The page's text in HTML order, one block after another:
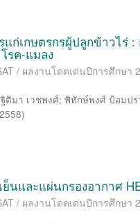
แก่เกษตรกรผู้ปลูกข้าวไร่
รค-แมลง
/ ผลงานโดดเด่นปีการศึกษา
ฐิติมา เวชพงศ์;พิทักษ์พงศ์ ป้อมป
2558)
นและแผ่นกรองอากาศ
/ ผลงานโดดเด่นปีการศึกษา